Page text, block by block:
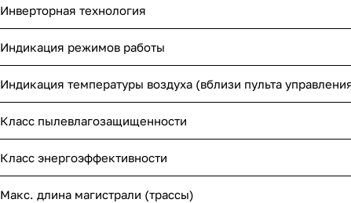
Инверторная технология
Индикация режимов работы
Индикация температуры воздуха (вблизи пульта
Класс пылевлагозащищенности
Класс энергоэффективности
Макс. длина магистрали (трассы)